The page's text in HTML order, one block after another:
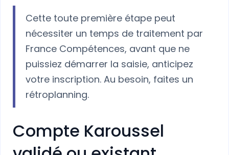
Cette toute première étape peut
nécessiter un temps de traitement par
France Compétences, avant que ne
puissiez démarrer la saisie, anticipez
votre inscription. Au besoin, faites un
rétroplanning.
Compte Karoussel